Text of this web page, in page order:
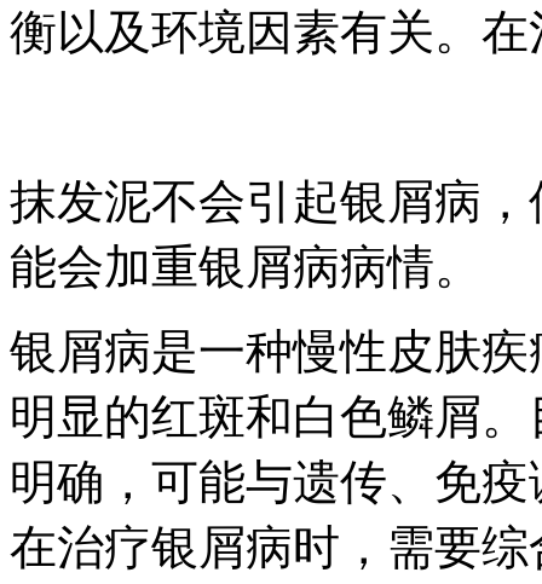
衡以及环境因素有关。
抹发泥不会引起银屑病
能会加重银屑病病情。
银屑病是一种慢性皮肤
明显的红斑和白色鳞屑
明确，可能与遗传、免
在治疗银屑病时，需要